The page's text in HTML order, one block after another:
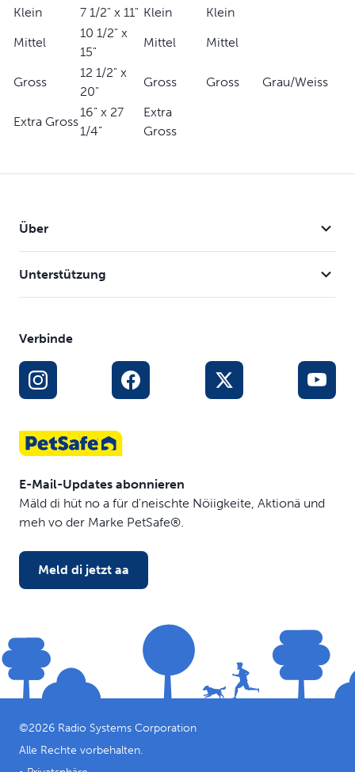
Klein
7 1/2" x 11" Klein
Klein
Mittel
10 1/2" x
15"
Mittel Mittel
Gross
12 1/2" x
20"
Gross Gross Grau/Weiss
Extra Gross
16” x 27
1/4”
Extra
Gross
Über
Unterstützung
Verbinde
E-Mail-Updates abonnieren
Mäld di hüt no a für d'neischte Nöiigkeite, Aktionä und
meh vo der Marke PetSafe®.
Meld di jetzt aa
©2026 Radio Systems Corporation
Alle Rechte vorbehalten.